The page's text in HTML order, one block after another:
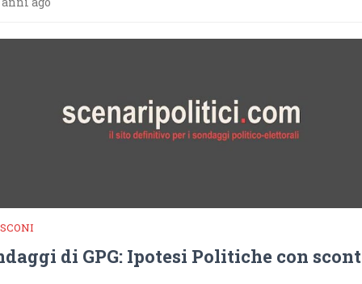
di GPG: Ipotesi Politiche con